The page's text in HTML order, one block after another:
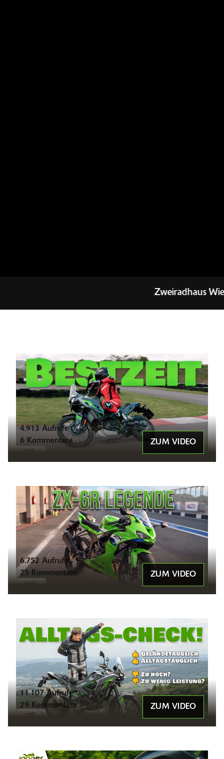
Zweiradhaus
4.913 Aufrufe
6 Kommentare
ZUM VIDEO
6.752 Aufrufe
25 Kommentare
ZUM VIDEO
11.107 Aufrufe
29 Kommentare
ZUM VIDEO